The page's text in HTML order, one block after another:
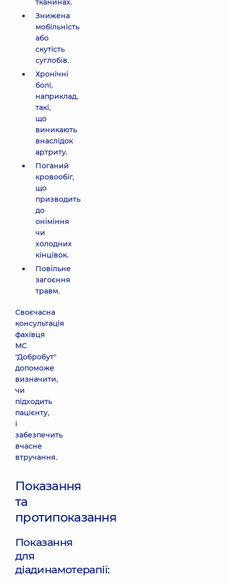
тканинах.
Знижена
мобільність
або
скутість
суглобів.
Хронічні
болі,
наприклад,
такі,
що
виникають
внаслідок
артриту.
Поганий
кровообіг,
що
призводить
до
оніміння
чи
холодних
кінцівок.
Повільне
загоєння
травм.
Своєчасна
консультація
фахівця
МС
"Добробут"
допоможе
визначити,
чи
підходить
пацієнту,
і
забезпечить
вчасне
втручання.
Показання
та
протипоказання
Показання
для
діадинамотерапії: